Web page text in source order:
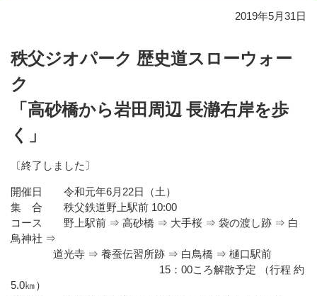
2019年5月31日
秩父ジオパーク 歴史道スローウォー
ク
「高砂橋から岩田周辺 長瀞右岸を歩
く」
〔終了しました〕
開催日 令和元年6月22日（土）
集 合 秩父鉄道野上駅前 10:00
コース 野上駅前 ⇒ 高砂橋 ⇒ 大手桜 ⇒ 袋の渡し跡 ⇒ 白
鳥神社 ⇒
道光寺 ⇒ 養蚕伝習所跡 ⇒ 白鳥橋 ⇒ 樋口駅前
15：00ころ解散予定 （行程 約
5.0㎞）